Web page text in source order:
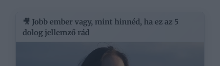
🎥 Jobb ember vagy, mint hinnéd, ha ez az 5
dolog jellemző rád